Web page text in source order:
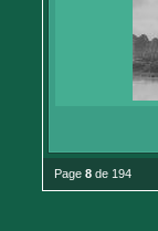
Page 8 de 194